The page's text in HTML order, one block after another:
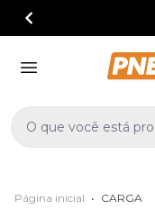
Página inicial • CARGA